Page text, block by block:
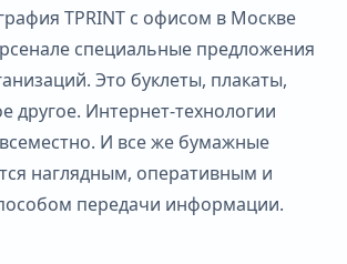
TPRINT с офисом в Москве
специальные предложения
Это буклеты, плакаты,
другое. Интернет‐технологии
И все же бумажные
наглядным, оперативным и
передачи информации.